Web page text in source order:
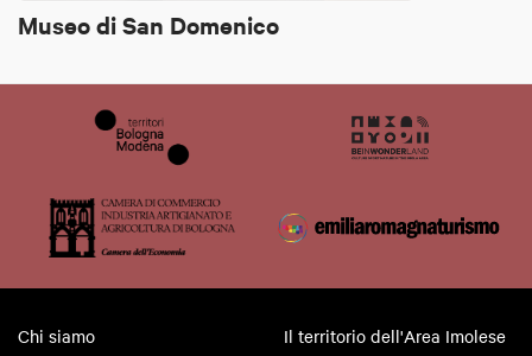
Museo di San Domenico
Chi siamo
Il territorio dell'Area Imolese